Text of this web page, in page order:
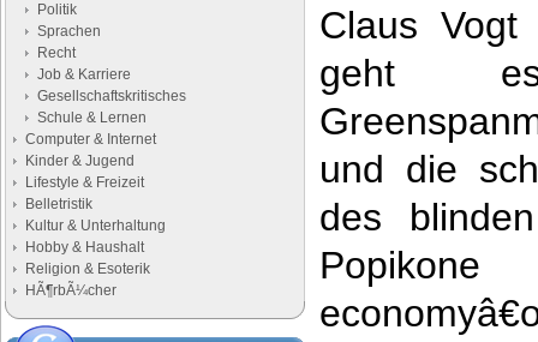
Politik
Sprachen
Recht
Job & Karriere
Gesellschaftskritisches
Schule & Lernen
Computer & Internet
Kinder & Jugend
Lifestyle & Freizeit
Belletristik
Kultur & Unterhaltung
Hobby & Haushalt
Religion & Esoterik
HÃ¶rbÃ¼cher
Claus Vogt
geht
und die
des